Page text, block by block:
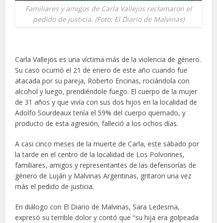
Familiares y amigos de Carla Vallejos reclamaron el
pedido de justicia. (Foto: El Diario de Malvinas)
Carla Vallejos es una víctima más de la violencia de género.
Su caso ocurrió el 21 de enero de este año cuando fue
atacada por su pareja, Roberto Encinas, rociándola con
alcohol y luego, prendiéndole fuego. El cuerpo de la mujer
de 31 años y que vivía con sus dos hijos en la localidad de
Adolfo Sourdeaux tenía el 59% del cuerpo quemado, y
producto de esta agresión, falleció a los ochos días.
A casi cinco meses de la muerte de Carla, este sábado por
la tarde en el centro de la localidad de Los Polvorines,
familiares, amigos y representantes de las defensorías de
género de Luján y Malvinas Argentinas, gritaron una vez
más el pedido de justicia.
En diálogo con El Diario de Malvinas, Sara Ledesma,
expresó su terrible dolor y contó que “su hija era golpeada